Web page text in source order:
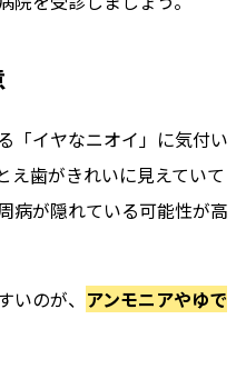
「イヤなニオイ」に気付い
え歯がきれいに見えていて
病が隠れている可能性が高
いのが、 アンモニアやゆで